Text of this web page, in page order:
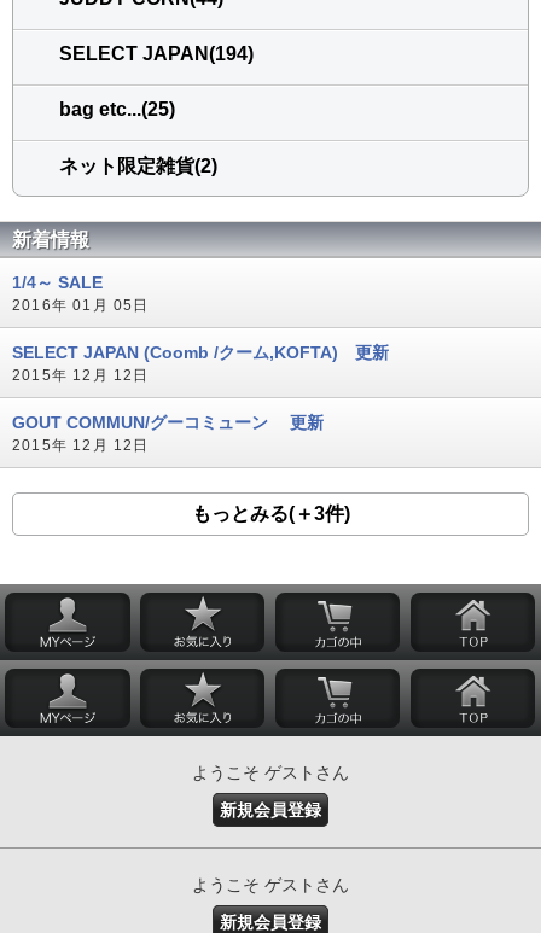
SELECT JAPAN(194)
bag etc...(25)
ネット限定雑貨(2)
新着情報
1/4～ SALE
2016年 01月 05日
SELECT JAPAN (Coomb /クーム,KOFTA) 更新
2015年 12月 12日
GOUT COMMUN/グーコミューン 更新
2015年 12月 12日
もっとみる(＋3件)
ようこそ ゲストさん
新規会員登録
ようこそ ゲストさん
新規会員登録